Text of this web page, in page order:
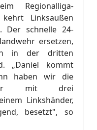
Regionalliga-
Linksaußen
Der schnelle 24-
ersetzen,
in der dritten
„Daniel kommt
haben wir die
mit drei
Linkshänder,
besetzt", so